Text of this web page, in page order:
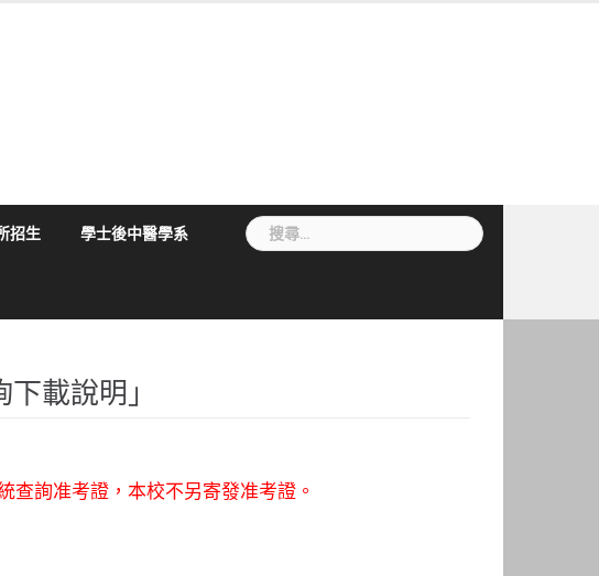
招生 學士後中醫學系
搜
尋
載說明」
查詢准考證，本校不另寄發准考證。